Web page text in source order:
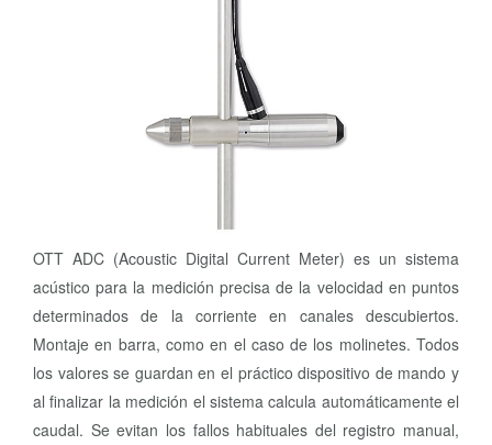
OTT ADC (Acoustic Digital Current Meter) es un sistema
acústico para la medición precisa de la velocidad en puntos
determinados de la corriente en canales descubiertos.
Montaje en barra, como en el caso de los molinetes. Todos
los valores se guardan en el práctico dispositivo de mando y
al finalizar la medición el sistema calcula automáticamente el
caudal. Se evitan los fallos habituales del registro manual,